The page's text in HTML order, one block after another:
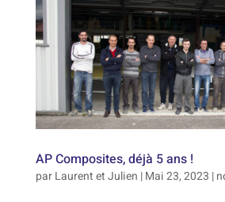
AP Composites, déjà 5 ans !
parLaurent et Julien |Mai 23, 2023 |